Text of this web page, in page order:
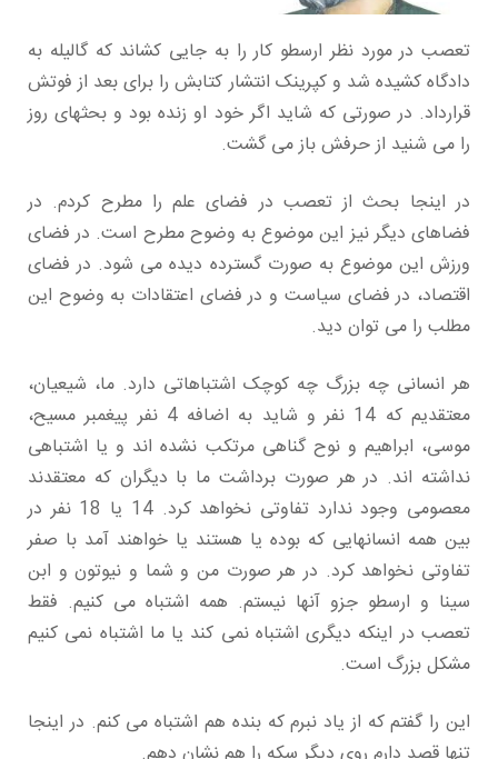
تعصب در مورد نظر ارسطو کار را به جایی کشاند که گالیله به
دادگاه کشیده شد و کپرینک انتشار کتابش را برای بعد از فوتش
قرارداد. در صورتی که شاید اگر خود او زنده بود و بحثهای روز
را می شنید از حرفش باز می گشت.
در اینجا بحث از تعصب در فضای علم را مطرح کردم. در
فضاهای دیگر نیز این موضوع به وضوح مطرح است. در فضای
ورزش این موضوع به صورت گسترده دیده می شود. در فضای
اقتصاد، در فضای سیاست و در فضای اعتقادات به وضوح این
مطلب را می توان دید.
هر انسانی چه بزرگ چه کوچک اشتباهاتی دارد. ما، شیعیان،
معتقدیم که 14 نفر و شاید به اضافه 4 نفر پیغمبر مسیح،
موسی، ابراهیم و نوح گناهی مرتکب نشده اند و یا اشتباهی
نداشته اند. در هر صورت برداشت ما با دیگران که معتقدند
معصومی وجود ندارد تفاوتی نخواهد کرد. 14 یا 18 نفر در
بین همه انسانهایی که بوده یا هستند یا خواهند آمد با صفر
تفاوتی نخواهد کرد. در هر صورت من و شما و نیوتون و ابن
سینا و ارسطو جزو آنها نیستم. همه اشتباه می کنیم. فقط
تعصب در اینکه دیگری اشتباه نمی کند یا ما اشتباه نمی کنیم
مشکل بزرگ است.
این را گفتم که از یاد نبرم که بنده هم اشتباه می کنم. در اینجا